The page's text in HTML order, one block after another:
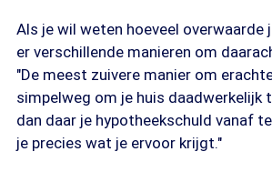
Als je wil weten hoeveel overwaarde
er verschillende manieren om
"De meest zuivere manier om
simpelweg om je huis daadwerkelijk
dan daar je hypotheekschuld vanaf
je precies wat je ervoor krijgt."